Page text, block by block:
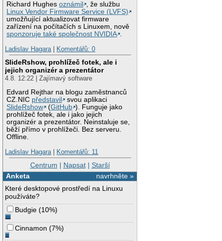
Richard Hughesoznámil
, že službu
Linux Vendor Firmware Service (LVFS)
umožňující aktualizovat firmware
zařízení na počítačích s Linuxem, nově
sponzoruje také společnost NVIDIA .
Ladislav Hagara| Komentářů: 0
SlideRshow, prohlížeč fotek, ale i
jejich organizér a prezentátor
4.8. 12:22 | Zajímavý software
Edvard Rejthar na blogu zaměstnanců
CZ.NIC představil
svou aplikaci
SlideRshow
(GitHub ). Funguje jako
prohlížeč fotek, ale i jako jejich
organizér a prezentátor. Neinstaluje se,
běží přímo v prohlížeči. Bez serveru.
Offline.
Ladislav Hagara| Komentářů: 11
Centrum | Napsat| Starší
navrhněte »
Anketa
Které desktopové prostředí na Linuxu
používáte?
Budgie (10%)
Cinnamon (7%)